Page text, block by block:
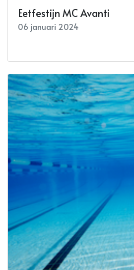
Eetfestijn MC Avanti
06 januari 2024